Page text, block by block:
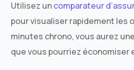
Utilisez uncomparateur
pour visualiser rapidement les
minutes chrono, vous aurez
que vous pourriez économiser